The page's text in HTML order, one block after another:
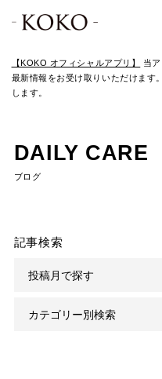
【KOKO オフィシャルアプリ】
当
最新情報をお受け取りいただけます
します。
DAILY CARE
ブログ
記事検索